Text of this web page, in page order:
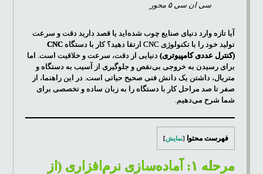
سی ان سی ۵ محور
آیا تازه وارد دنیای صنایع چوب شده‌اید یا قصد دارید دقت و سرعت
تولید خود را با تکنولوژی CNC ارتقا دهید؟ کار با دستگاه
CNC
(کنترل عددی کامپیوتری) دنیایی از دقت، سرعت و خلاقیت است. اما
برای رسیدن به خروجی بی‌نقص و جلوگیری از آسیب به دستگاه و
متریال، داشتن یک دانش فنی صحیح حیاتی است. در این راهنما، از
صفر تا صد مراحل کار با دستگاه را به زبان ساده و تخصصی برای
شما شرح می‌دهیم.
فهرست محتوا [نمایش]
مرحله ۱: آماده‌سازی نرم‌افزاری (از